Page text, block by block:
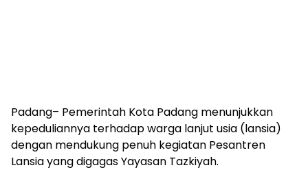
Padang– Pemerintah Kota Padang menunjukkan
kepeduliannya terhadap warga lanjut usia (lansia)
dengan mendukung penuh kegiatan Pesantren
Lansia yang digagas Yayasan Tazkiyah.